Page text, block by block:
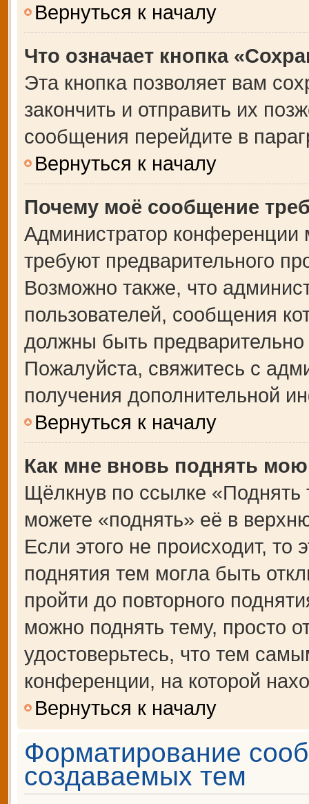
Вернуться к началу
Что означает кнопка
Эта кнопка позволяет вам
закончить и отправить их
сообщения перейдите в
Вернуться к началу
Почему моё сообщение
Администратор
требуют предварительного
Возможно также, что
пользователей, сообщения
должны быть
Пожалуйста, свяжитесь с
получения дополнительной
Вернуться к началу
Как мне вновь поднять
Щёлкнув по ссылке
можете «поднять» её в
Если этого не происходит, то
поднятия тем могла быть
пройти до повторного
можно поднять тему, просто
удостоверьтесь, что тем
конференции, на которой
Вернуться к началу
Форматирование
создаваемых тем